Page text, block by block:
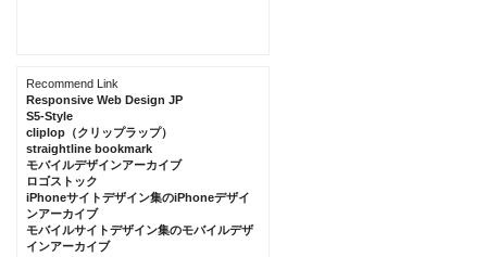
Recommend Link
Responsive Web Design JP
S5-Style
cliplop（クリップラップ）
straightline bookmark
モバイルデザインアーカイブ
ロゴストック
iPhoneサイトデザイン集のiPhoneデザイ
ンアーカイブ
モバイルサイトデザイン集のモバイルデザ
インアーカイブ